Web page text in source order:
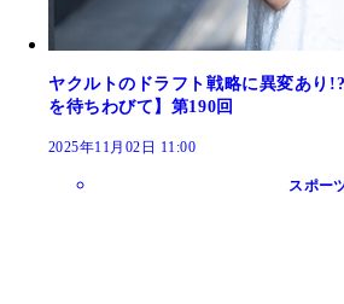
ヤクルトのドラフト戦略に異変あり
を待ちわびて】第190回
2025年11月02日 11:00
スポー